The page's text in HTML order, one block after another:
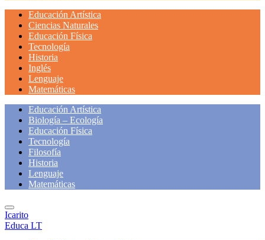
Educación Artística
Ciencias Naturales
Educación Física
Tecnología
Historia
Inglés
Lenguaje
Matemáticas
Educación Artística
Biología – Ecología
Educación Física
Tecnología
Filosofía
Historia
Lenguaje
Matemáticas
Icarito
Educa LT